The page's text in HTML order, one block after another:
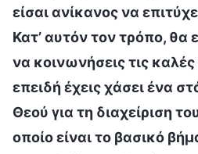
είσαι ανίκανος να
Κατ’ αυτόν τον τρόπο, θα
να κοινωνήσεις τις
επειδή έχεις χάσει ένα
Θεού για τη διαχείριση
οποίο είναι το βασικό